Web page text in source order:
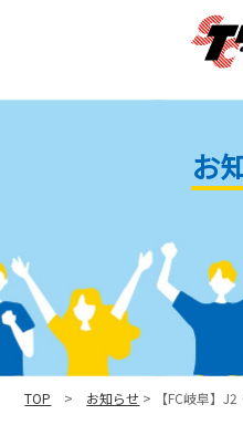
お
TOP > お知らせ > 【FC岐阜】